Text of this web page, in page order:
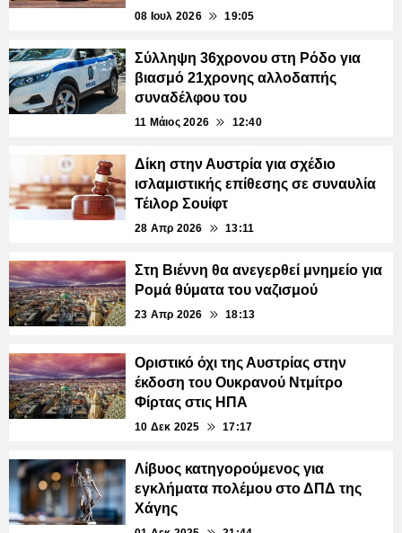
08 Ιουλ 2026 19:05
Σύλληψη 36χρονου στη Ρόδο για
βιασμό 21χρονης αλλοδαπής
συναδέλφου του
11 Μάιος 2026 12:40
Δίκη στην Αυστρία για σχέδιο
ισλαμιστικής επίθεσης σε συναυλία
Τέιλορ Σουίφτ
28 Απρ 2026 13:11
Στη Βιέννη θα ανεγερθεί μνημείο για
Ρομά θύματα του ναζισμού
23 Απρ 2026 18:13
Οριστικό όχι της Αυστρίας στην
έκδοση του Ουκρανού Ντμίτρο
Φίρτας στις ΗΠΑ
10 Δεκ 2025 17:17
Λίβυος κατηγορούμενος για
εγκλήματα πολέμου στο ΔΠΔ της
Χάγης